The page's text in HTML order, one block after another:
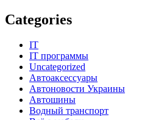
Categories
IT
IT программы
Uncategorized
Автоаксессуары
Автоновости Украины
Автошины
Водный транспорт